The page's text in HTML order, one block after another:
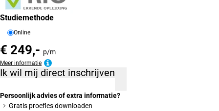
Studiemethode
Online
€ 249,- p/m
Meer informatie
Ik wil mij direct inschrijven
Persoonlijk advies of extra informatie?
Gratis proefles downloaden